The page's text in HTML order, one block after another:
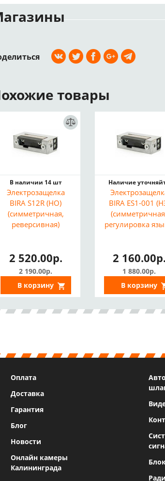
товары
В наличии 14 шт
Электрозащелка
BIRA S12R (НО)
(симметричная,
реверсивная)
2 520.00р.
2 190.00р.
В корзину
Наличие
BIRA ES1-001
регулировка
2 160.00р.
1 880.00р.
В корзину
Оплата
Доставка
Гарантия
Блог
Новости
Онлайн камеры
Калининграда